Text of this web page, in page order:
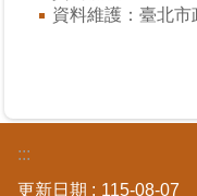
資料維護：臺北市
:::
更新日期
115-08-07